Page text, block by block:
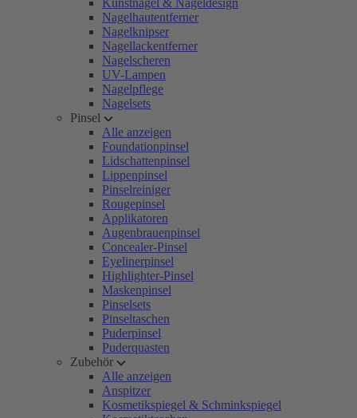
Kunstnägel & Nageldesign
Nagelhautentferner
Nagelknipser
Nagellackentferner
Nagelscheren
UV-Lampen
Nagelpflege
Nagelsets
Pinsel
Alle anzeigen
Foundationpinsel
Lidschattenpinsel
Lippenpinsel
Pinselreiniger
Rougepinsel
Applikatoren
Augenbrauenpinsel
Concealer-Pinsel
Eyelinerpinsel
Highlighter-Pinsel
Maskenpinsel
Pinselsets
Pinseltaschen
Puderpinsel
Puderquasten
Zubehör
Alle anzeigen
Anspitzer
Kosmetikspiegel & Schminkspiegel